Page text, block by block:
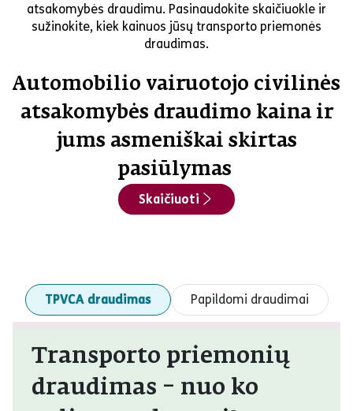
atsakomybės draudimu. Pasinaudokite skaičiuokle ir
sužinokite, kiek kainuos jūsų transporto priemonės
draudimas.
Automobilio vairuotojo civilinės
atsakomybės draudimo kaina ir
jums asmeniškai skirtas
pasiūlymas
Skaičiuoti
TPVCA draudimas Papildomi draudimai
Transporto priemonių
draudimas – nuo ko